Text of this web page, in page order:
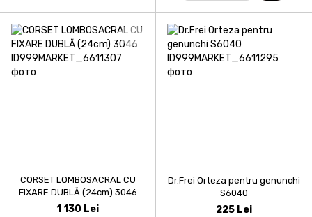
CORSET LOMBOSACRAL CU
FIXARE DUBLĂ (24cm) 3046
1 130 Lei
Dr.Frei Orteza pentru genunchi
S6040
225 Lei